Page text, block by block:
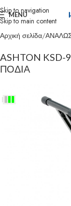
Skip to navigation
Skip to main content
MENU
Αρχική σελίδα
ASHTON
ΠΟΔΙΑ